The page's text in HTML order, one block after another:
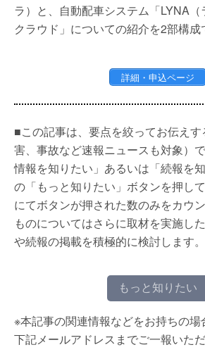
ラ）と、自動配車システム「LYNA
クラウド」についての紹介を2部構成
詳細・申込ページ
■この記事は、要点を絞ってお伝えす
害、事故など速報ニュースも対象）
情報を知りたい」あるいは「続報を
の「もっと知りたい」ボタンを押し
にてボタンが押された数のみをカウ
ものについてはさらに取材を実施し
や続報の掲載を積極的に検討します。
もっと知りたい
※本記事の関連情報などをお持ちの
下記メールアドレスまでご一報いた